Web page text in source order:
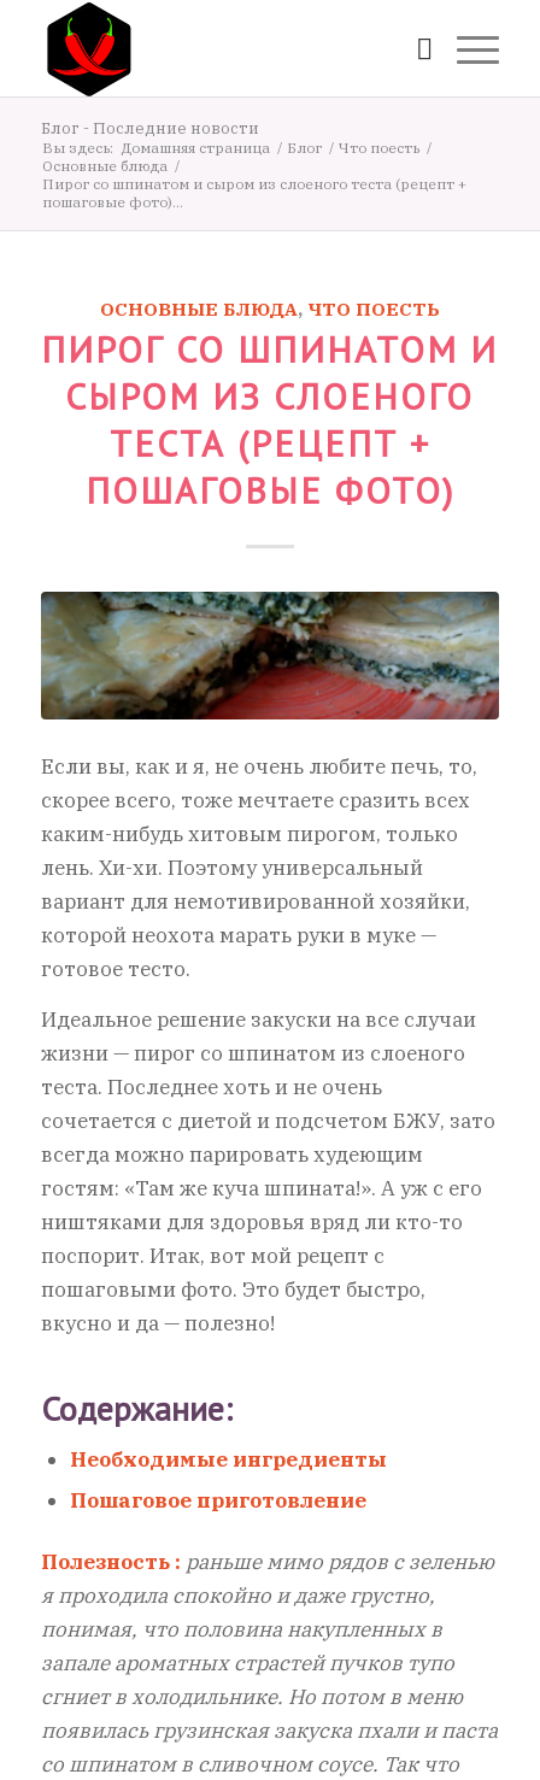
Блог - Последние новости
Вы здесь: Домашняя страница / Блог / Что поесть /
Основные блюда /
Пирог со шпинатом и сыром из слоеного теста (рецепт +
пошаговые фото)...
ОСНОВНЫЕ БЛЮДА, ЧТО ПОЕСТЬ
ПИРОГ СО ШПИНАТОМ И
СЫРОМ ИЗ СЛОЕНОГО
ТЕСТА (РЕЦЕПТ +
ПОШАГОВЫЕ ФОТО)
Если вы, как и я, не очень любите печь, то,
скорее всего, тоже мечтаете сразить всех
каким-нибудь хитовым пирогом, только
лень. Хи-хи. Поэтому универсальный
вариант для немотивированной хозяйки,
которой неохота марать руки в муке —
готовое тесто.
Идеальное решение закуски на все случаи
жизни — пирог со шпинатом из слоеного
теста. Последнее хоть и не очень
сочетается с диетой и подсчетом БЖУ, зато
всегда можно парировать худеющим
гостям: «Там же куча шпината!». А уж с его
ништяками для здоровья вряд ли кто-то
поспорит. Итак, вот мой рецепт с
пошаговыми фото. Это будет быстро,
вкусно и да — полезно!
Содержание:
Необходимые ингредиенты
Пошаговое приготовление
Полезность : раньше мимо рядов с зеленью
я проходила спокойно и даже грустно,
понимая, что половина накупленных в
запале ароматных страстей пучков тупо
сгниет в холодильнике. Но потом в меню
появилась грузинская закуска пхали и паста
со шпинатом в сливочном соусе. Так что